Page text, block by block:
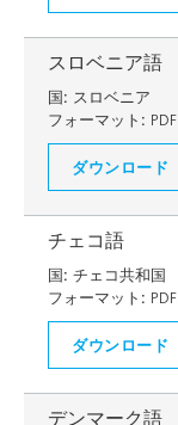
スロベニア語
国: スロベニア
フォーマット: PDF
ダウンロード
チェコ語
国: チェコ共和国
フォーマット: PDF
ダウンロード
デンマーク語